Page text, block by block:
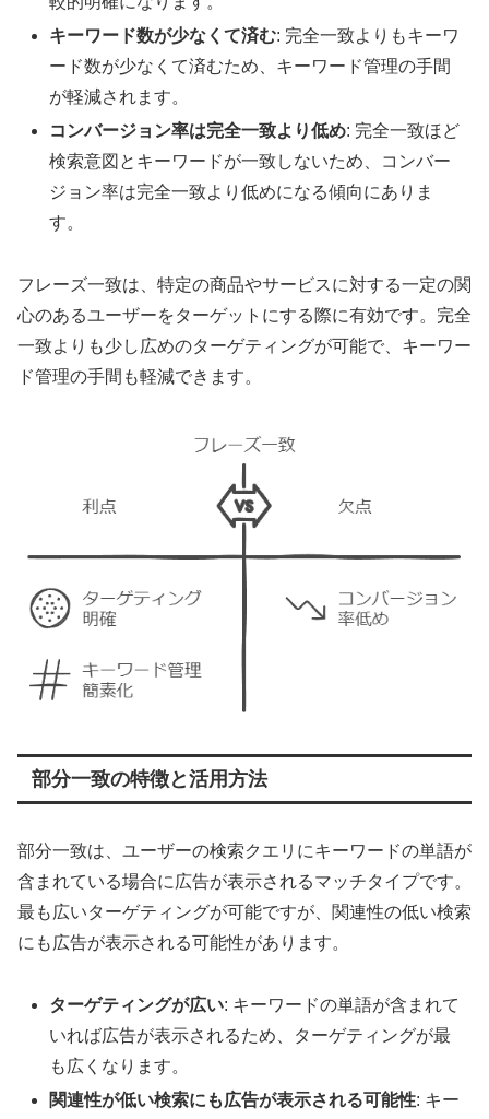
キーワード数が少なくて済む: 完全一致よりもキーワ
ード数が少なくて済むため、キーワード管理の手間
が軽減されます。
コンバージョン率は完全一致より低め: 完全一致ほど
検索意図とキーワードが一致しないため、コンバー
ジョン率は完全一致より低めになる傾向にありま
す。
フレーズ一致は、特定の商品やサービスに対する一定の関
心のあるユーザーをターゲットにする際に有効です。完全
一致よりも少し広めのターゲティングが可能で、キーワー
ド管理の手間も軽減できます。
部分一致の特徴と活用方法
部分一致は、ユーザーの検索クエリにキーワードの単語が
含まれている場合に広告が表示されるマッチタイプです。
最も広いターゲティングが可能ですが、関連性の低い検索
にも広告が表示される可能性があります。
ターゲティングが広い: キーワードの単語が含まれて
いれば広告が表示されるため、ターゲティングが最
も広くなります。
関連性が低い検索にも広告が表示される可能性: キー